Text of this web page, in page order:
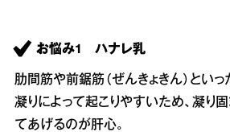
お悩み1 ハナレ乳
肋間筋や前鋸筋（ぜんきょきん）とい
凝りによって起こりやすいため、凝り
てあげるのが肝心。